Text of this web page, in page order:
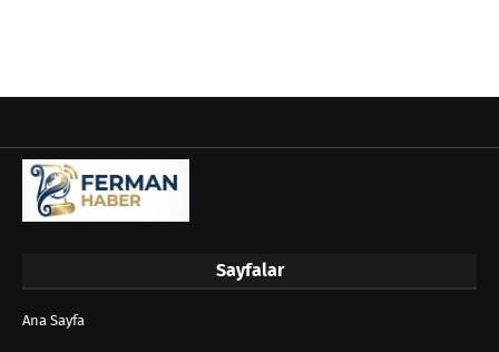
Sayfalar
Ana Sayfa